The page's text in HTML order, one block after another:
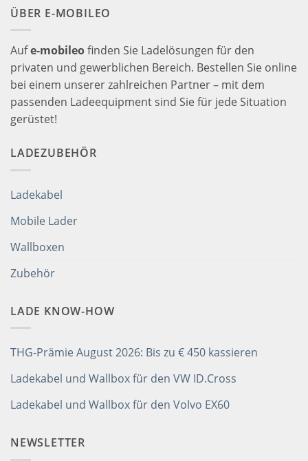
ÜBER E-MOBILEO
Aufe-mobileofinden Sie Ladelösungen für den
privaten und gewerblichen Bereich. Bestellen Sie online
bei einem unserer zahlreichen Partner – mit dem
passenden Ladeequipment sind Sie für jede Situation
gerüstet!
LADEZUBEHÖR
Ladekabel
Mobile Lader
Wallboxen
Zubehör
LADE KNOW-HOW
THG-Prämie August 2026: Bis zu € 450 kassieren
Ladekabel und Wallbox für den VW ID.Cross
Ladekabel und Wallbox für den Volvo EX60
NEWSLETTER